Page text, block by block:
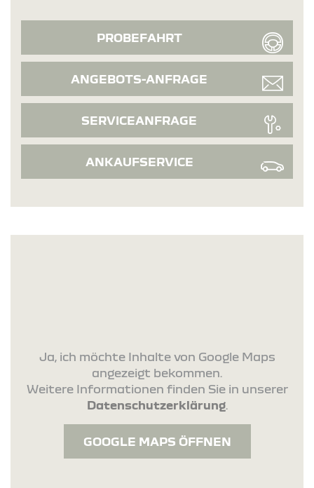
PROBEFAHRT
ANGEBOTS-ANFRAGE
SERVICEANFRAGE
ANKAUFSERVICE
Ja, ich möchte Inhalte von Google Maps
angezeigt bekommen.
Weitere Informationen finden Sie in unserer
Datenschutzerklärung.
GOOGLE MAPS ÖFFNEN